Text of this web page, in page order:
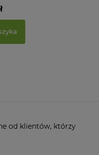
od klientów, którzy